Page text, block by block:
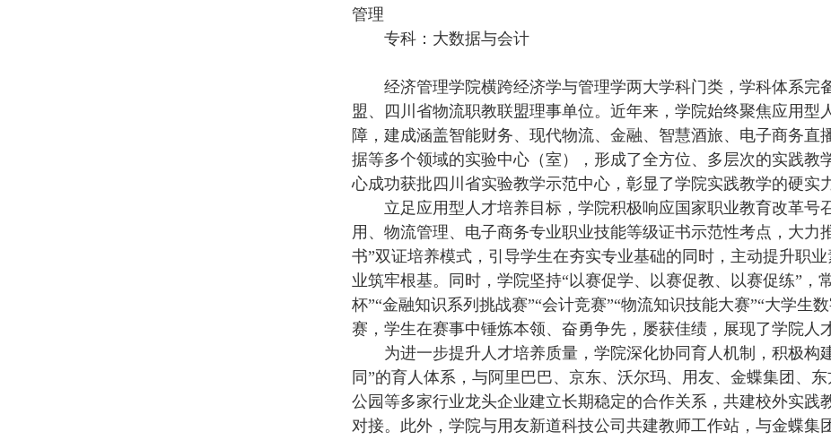
管理
专科：大数据与会计
经济管理学院横跨经济学与管理学两大学科门类，学科体系完
盟、四川省物流职教联盟理事单位。近年来，学院始终聚焦应用型
障，建成涵盖智能财务、现代物流、金融、智慧酒旅、电子商务直
据等多个领域的实验中心（室），形成了全方位、多层次的实践教
心成功获批四川省实验教学示范中心，彰显了学院实践教学的硬实力
立足应用型人才培养目标，学院积极响应国家职业教育改革号
用、物流管理、电子商务专业职业技能等级证书示范性考点，大力
书”双证培养模式，引导学生在夯实专业基础的同时，主动提升职
业筑牢根基。同时，学院坚持“以赛促学、以赛促教、以赛促练”，
杯”“金融知识系列挑战赛”“会计竞赛”“物流知识技能大赛”“大学生
赛，学生在赛事中锤炼本领、奋勇争先，屡获佳绩，展现了学院人
为进一步提升人才培养质量，学院深化协同育人机制，积极构
同”的育人体系，与阿里巴巴、京东、沃尔玛、用友、金蝶集团、
公园等多家行业龙头企业建立长期稳定的合作关系，共建校外实践
对接。此外，学院与用友新道科技公司共建教师工作站，与金蝶集